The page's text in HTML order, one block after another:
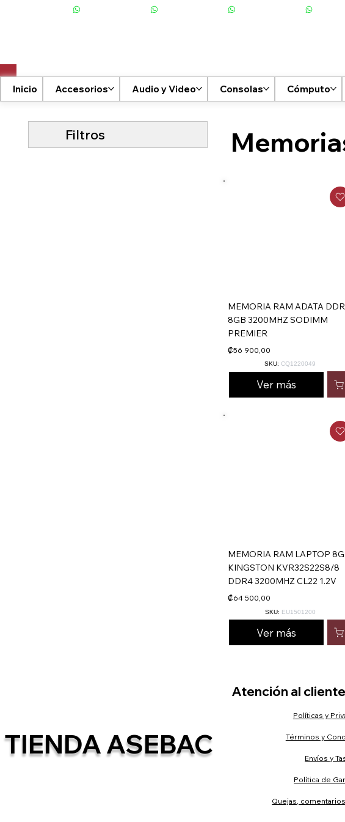
Inicio Accesorios Audio y Video Consolas Cómputo
MEMORIA RAM ADATA
8GB 3200MHZ SODIMM
PREMIER
₡56 900,00
Ver más
SKU:CQ1220049
MEMORIA RAM LAPTOP
KINGSTON KVR32S22S8/8
DDR4 3200MHZ CL22 1.2V
₡64 500,00
Ver más
SKU: EU1501200
Filtros
TIENDA ASEBAC
Atención al cliente
Políticas y
Términos y
Envíos y
Política de
Quejas,